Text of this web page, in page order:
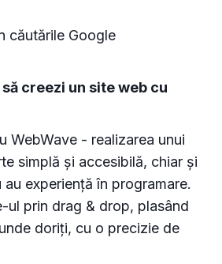
căutările Google
creezi un site web cu
WebWave - realizarea unui
simplă și accesibilă, chiar și
experiență în programare.
ul prin drag & drop, plasând
doriți, cu o precizie de